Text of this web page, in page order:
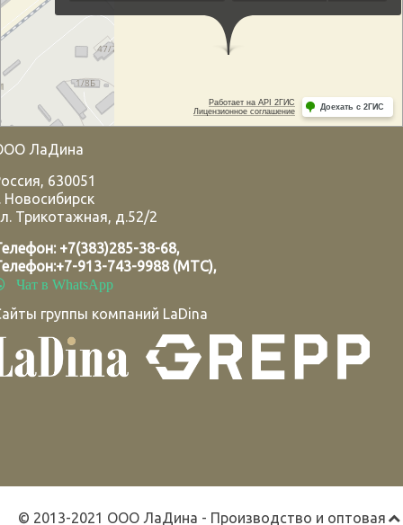
ЛаДина
, 630051
Новосибирск
Трикотажная, д.52/2
+7(383)285-38-68,
+7-913-743-9988 (МТС),
Чат в WhatsApp
группы компаний LaDina
© 2013-2021 ООО ЛаДина - Производство и оптовая